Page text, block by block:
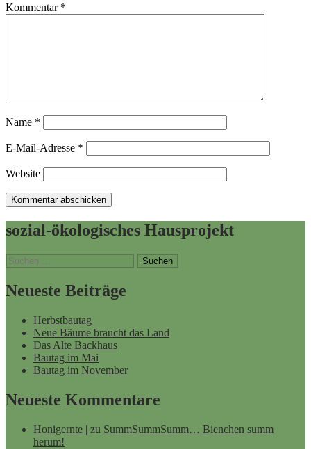
Kommentar *
Name *
E-Mail-Adresse *
Website
sozial-ökologisches Hausprojekt
Suchen
nach:
Neueste Beiträge
Herbstbautag
Neue Bäume braucht das Land
Das Alte Backhaus
Bautag im Mai
Bautag im November
Neueste Kommentare
Honigernte | zu SummSummSumm… Bienchen summ
herum!